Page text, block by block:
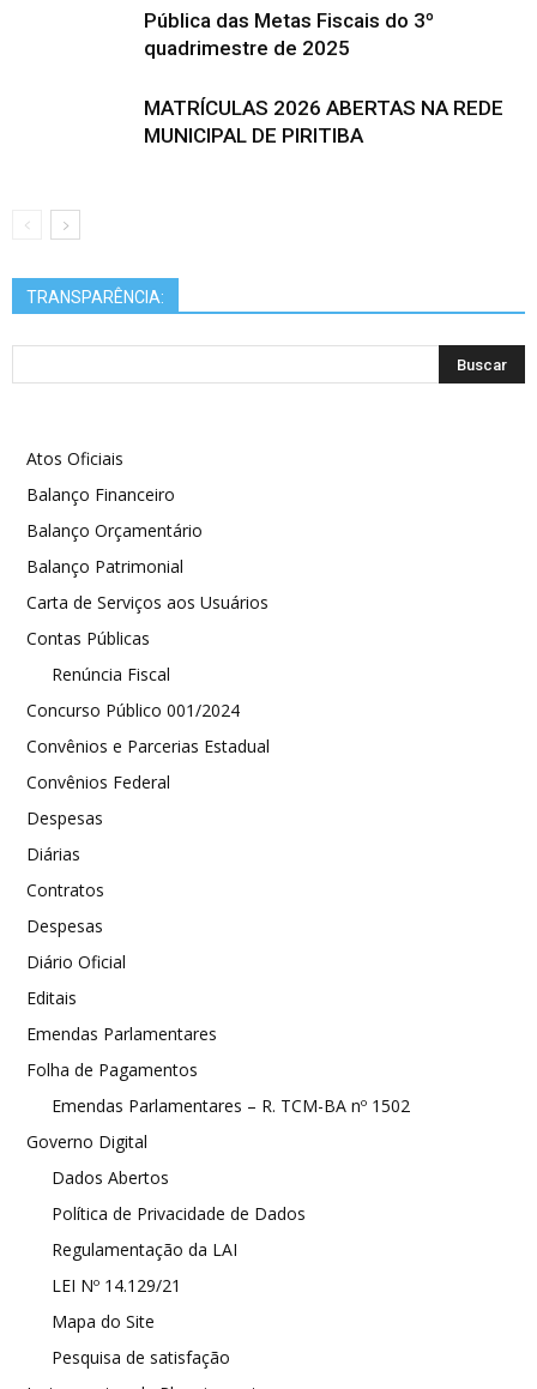
Pública das Metas Fiscais do 3º
quadrimestre de 2025
MATRÍCULAS 2026 ABERTAS NA REDE
MUNICIPAL DE PIRITIBA
TRANSPARÊNCIA:
Atos Oficiais
Balanço Financeiro
Balanço Orçamentário
Balanço Patrimonial
Carta de Serviços aos Usuários
Contas Públicas
Renúncia Fiscal
Concurso Público 001/2024
Convênios e Parcerias Estadual
Convênios Federal
Despesas
Diárias
Contratos
Despesas
Diário Oficial
Editais
Emendas Parlamentares
Folha de Pagamentos
Emendas Parlamentares – R. TCM-BA nº 1502
Governo Digital
Dados Abertos
Política de Privacidade de Dados
Regulamentação da LAI
LEI Nº 14.129/21
Mapa do Site
Pesquisa de satisfação